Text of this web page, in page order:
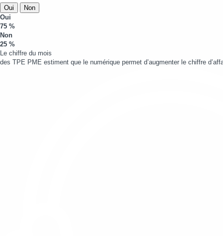
Oui
Non
Oui
75 %
Non
25 %
Le chiffre du mois
des TPE PME estiment que le numérique permet d’augmenter le chiffre